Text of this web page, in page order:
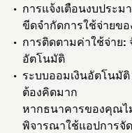
การแจ้งเตือนงบประม
ขีดจำกัดการใช้จ่ายข
การติดตามค่าใช้จ่าย:
อัตโนมัติ
ระบบออมเงินอัตโนมั
ต้องคิดมาก
หากธนาคารของคุณ
พิจารณาใช้แอปการจั